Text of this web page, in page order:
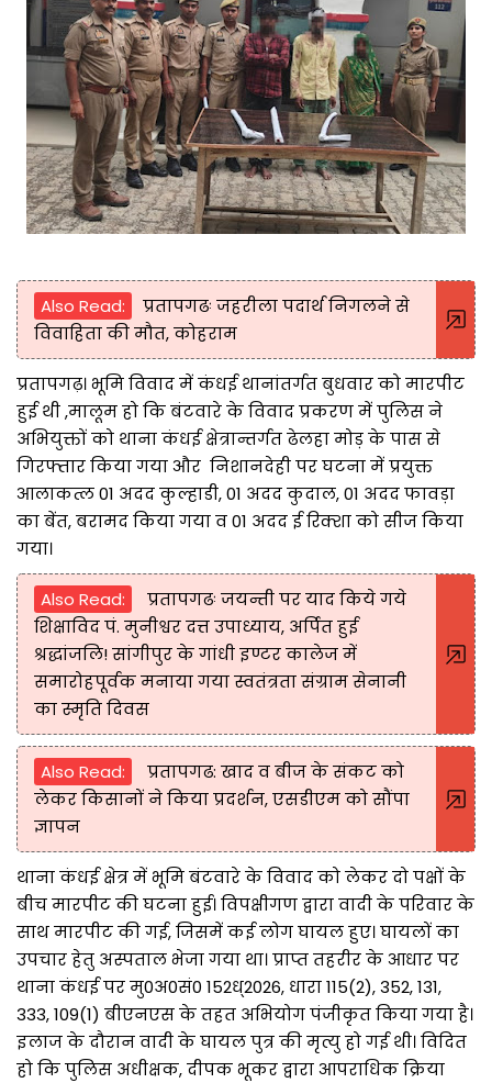
Also Read:
प्रतापगढः जहरीला पदार्थ निगलने से
विवाहिता की मौत, कोहराम
प्रतापगढ़। भूमि विवाद में कंधई थानांतर्गत बुधवार को मारपीट
हुई थी ,मालूम हो कि बंटवारे के विवाद प्रकरण में पुलिस ने
अभियुक्तों को थाना कंधई क्षेत्रान्तर्गत ढेलहा मोड़ के पास से
गिरफ्तार किया गया और निशानदेही पर घटना में प्रयुक्त
आलाकत्ल 01 अदद कुल्हाडी, 01 अदद कुदाल, 01 अदद फावड़ा
का बेंत, बरामद किया गया व 01 अदद ई रिक्शा को सीज किया
गया।
Also Read:
प्रतापगढः जयन्ती पर याद किये गये
शिक्षाविद पं. मुनीश्वर दत्त उपाध्याय, अर्पित हुई
श्रद्धांजलि! सांगीपुर के गांधी इण्टर कालेज में
समारोहपूर्वक मनाया गया स्वतंत्रता संग्राम सेनानी
का स्मृति दिवस
Also Read:
प्रतापगढ: खाद व बीज के संकट को
लेकर किसानों ने किया प्रदर्शन, एसडीएम को सौंपा
ज्ञापन
थाना कंधई क्षेत्र में भूमि बंटवारे के विवाद को लेकर दो पक्षों के
बीच मारपीट की घटना हुई। विपक्षीगण द्वारा वादी के परिवार के
साथ मारपीट की गई, जिसमें कई लोग घायल हुए। घायलों का
उपचार हेतु अस्पताल भेजा गया था। प्राप्त तहरीर के आधार पर
थाना कंधई पर मु0अ0सं0 152ध्2026, धारा 115(2), 352, 131,
333, 109(1) बीएनएस के तहत अभियोग पंजीकृत किया गया है।
इलाज के दौरान वादी के घायल पुत्र की मृत्यु हो गई थी। विदित
हो कि पुलिस अधीक्षक, दीपक भूकर द्वारा आपराधिक क्रिया